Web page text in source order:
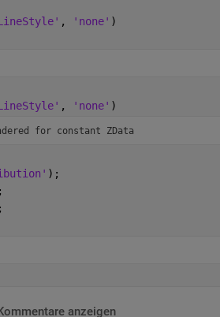
, 'none' )
, 'none' )
for constant ZData
);
anzeigen